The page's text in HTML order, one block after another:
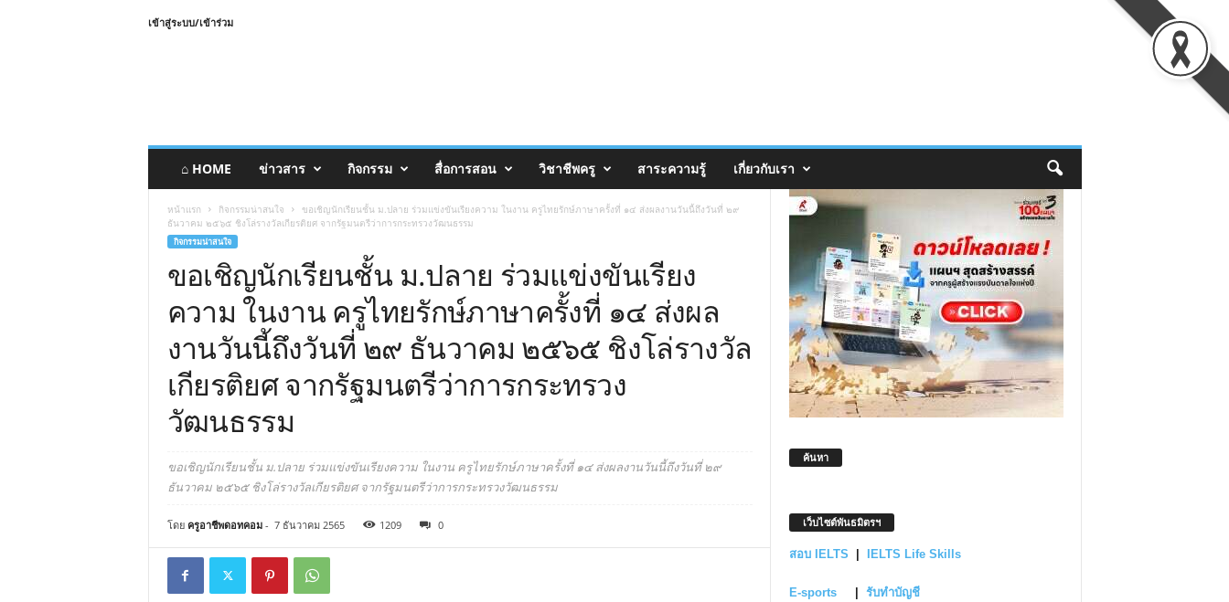
เข้าสู่ระบบ/เข้าร่วม
⌂ HOME ข่าวสาร กิจกรรม สื่อการสอน วิชาชีพครู สาระความรู้ เกี่ยวกับเรา
หน้าแรก กิจกรรมน่าสนใจ
ขอเชิญนักเรียนชั้น ม.ปลาย ร่วมแข่งขันเรียงความ ในงาน ครูไทยรักษ์ภาษาครั้งที่ ๑๔ ส่งผลงานวันนี้ถึงวันที่ ๒๙
ธันวาคม ๒๕๖๕ ชิงโล่รางวัลเกียรติยศ จากรัฐมนตรีว่าการกระทรวงวัฒนธรรม
กิจกรรมน่าสนใจ
ขอเชิญนักเรียนชั้น ม.ปลาย ร่วมแข่งขันเรียง
ความ ในงาน ครูไทยรักษ์ภาษาครั้งที่ ๑๔ ส่งผล
งานวันนี้ถึงวันที่ ๒๙ ธันวาคม ๒๕๖๕ ชิงโล่รางวัล
เกียรติยศ จากรัฐมนตรีว่าการกระทรวง
วัฒนธรรม
ขอเชิญนักเรียนชั้น ม.ปลาย ร่วมแข่งขันเรียงความ ในงาน ครูไทยรักษ์ภาษาครั้งที่ ๑๔ ส่งผลงานวันนี้ถึงวันที่ ๒๙
ธันวาคม ๒๕๖๕ ชิงโล่รางวัลเกียรติยศ จากรัฐมนตรีว่าการกระทรวงวัฒนธรรม
โดย ครูอาชีพดอทคอม- 7 ธันวาคม 2565 1209 0
ค้นหา
เว็บไซต์พันธมิตรฯ
สอบ IELTS IELTS Life Skills
E-sports รับทำบัญชี